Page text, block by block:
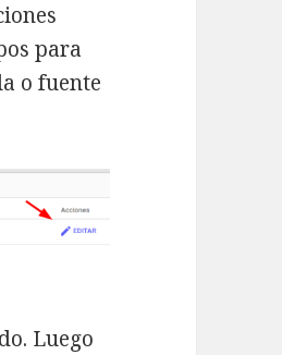
para
o fuente
Luego